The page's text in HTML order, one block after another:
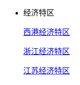
经济特区
西港经济特区
浙江经济特区
江苏经济特区